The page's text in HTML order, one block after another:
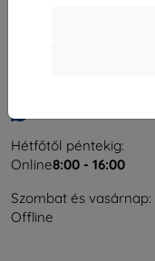
Hétfőtől péntekig:
Online8:00 - 16:00
Szombat és vasárnap:
Offline